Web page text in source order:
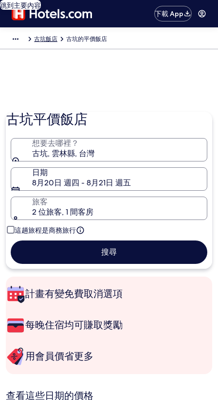
跳到主要內容
下載 App
古坑飯店 古坑的平價飯店
古坑平價飯店
想要去哪裡？
古坑, 雲林縣, 台灣
日期
8月20日 週四 - 8月21日 週五
旅客
2 位旅客, 1 間客房
這趟旅程是商務旅行
搜尋
計畫有變免費取消選項
每晚住宿均可賺取獎勵
用會員價省更多
查看這些日期的價格